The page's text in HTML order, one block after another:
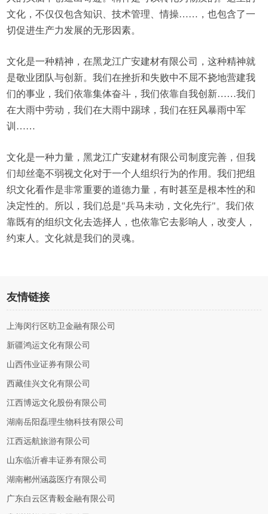
文化，不仅仅包含知识、技术管理、情操……，也包含了一
切促进生产力发展的无形因素。
文化是一种精神，在黑龙江广安建材有限公司，这种精神就
是敬业团队与创新。我们在挫折和失败中不屈不挠地营建我
们的事业，我们依靠集体奋斗，我们依靠自我创新……我们
在大雨中劳动，我们在大雨中踢球，我们在狂风暴雨中军
训……
文化是一种力量，黑龙江广安建材有限公司制度完善，但我
们却丝毫不弱视文化对于一个人组织行为的作用。我们把组
织文化看作是非常重要的道德力量，有时甚至是根本性的和
决定性的。所以，我们总是"兵马未动，文化先行"。我们依
靠既有的组织文化去选择人，也依靠它去影响人，改变人，
约束人。文化就是我们的灵魂。
友情链接
上海闵行区昉卫金融有限公司
新疆鸿运文化有限公司
山西伟业证券有限公司
西藏佳兴文化有限公司
江西博远文化股份有限公司
湖南岳阳磊理生物科技有限公司
江西远航旅游有限公司
山东临沂睿丰证券有限公司
湖南郴州涵蕊医疗有限公司
广东白云区青毅金融有限公司